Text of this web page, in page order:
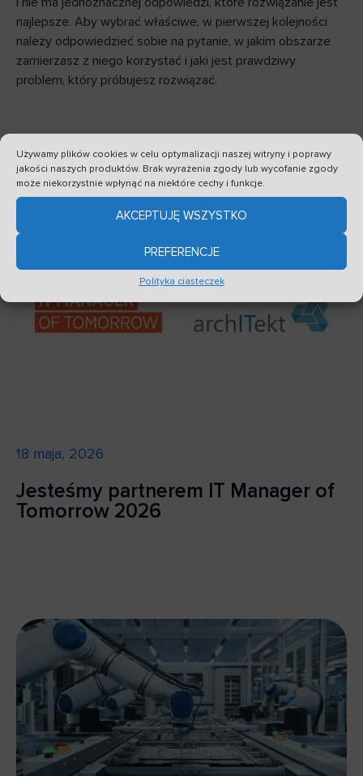
Używamy plików cookies w celu optymalizacji naszej witryny i poprawy
jakości naszych produktów. Brak wyrażenia zgody lub wycofanie zgody
może niekorzystnie wpłynąć na niektóre cechy i funkcje.
AKCEPTUJĘ WSZYSTKO
PREFERENCJE
Polityka ciasteczek
najlepsze. Aby wybrać właściwe, w pierwszej kolejności
należy odpowiedzieć sobie na pytanie, w jakim obszarze
zamierzasz z niego korzystać i jaki jest prawdziwy
problem, który próbujesz rozwiązać.
Zobacz również
18 maja, 2026
Jesteśmy partnerem IT Manager of
Tomorrow 2026